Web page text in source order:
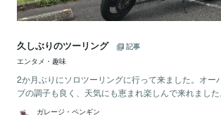
久しぶりのツーリング
記事
エンタメ・趣味
2か月ぶりにソロツーリングに行って来ました。オー
ブの調子も良く、天気にも恵まれ楽しんで来れました
ガレージ・ペンギン